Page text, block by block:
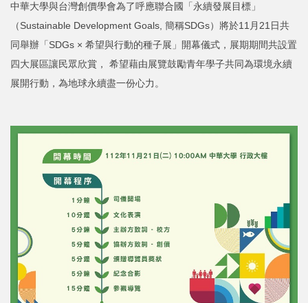
中華大學與台灣創價學會為了呼應聯合國「永續發展目標」
（Sustainable Development Goals, 簡稱SDGs）將於11月21日共
同舉辦「SDGs × 希望與行動的種子展」開幕儀式，展期期間共設置
四大展區讓民眾欣賞， 希望藉由展覽鼓勵青年學子共同為環境永續
展開行動，為地球永續盡一份心力。